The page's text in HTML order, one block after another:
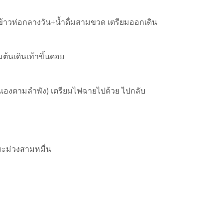
วห่อกลางวัน+น้ำดื่มสามขวด เตรียมออกเดิน
ต้นเดินเท้าขึ้นดอย
งตามลำพัง) เตรียมไฟฉายไปด้วย ไปกลับ
ะม่วงสามหมื่น